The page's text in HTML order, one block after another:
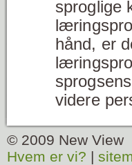
sproglige
hånd, er
videre
© 2009 New View
Hvem er vi? |